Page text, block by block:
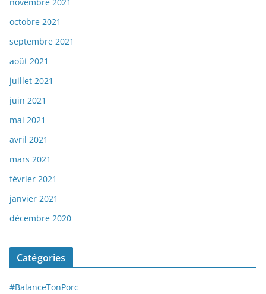
octobre 2021
septembre 2021
août 2021
juillet 2021
juin 2021
mai 2021
avril 2021
mars 2021
février 2021
janvier 2021
décembre 2020
Catégories
#BalanceTonPorc